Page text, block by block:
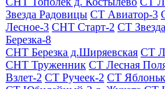
Звезда Радовицы СТ Авиатор-3
Лесное-3 СНТ Старт-2 СТ Звезда
Березка-8
СНТ Березка д.Ширяевская СТ
СНТ Труженник СТ Лесная
Взлет-2 СТ Ручеек-2 СТ